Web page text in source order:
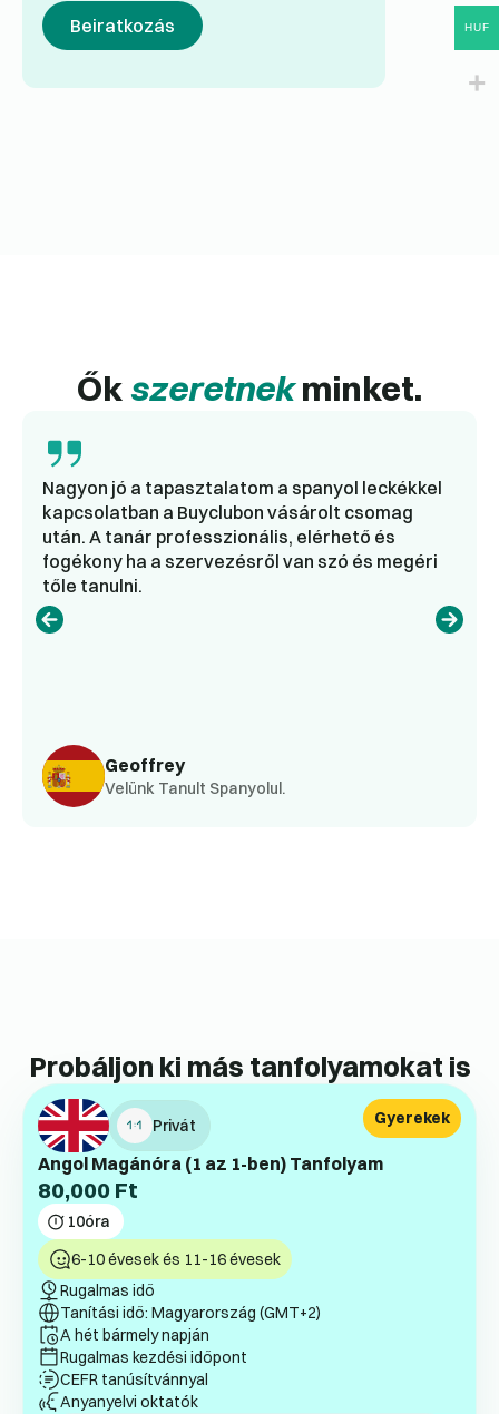
Beiratkozás
Őkszeretnekminket.
Geoffrey
Velünk Tanult Spanyolul.
Nagyon jó a tapasztalatom a spanyol leckékkel
kapcsolatban a Buyclubon vásárolt csomag
után. A tanár professzionális, elérhető és
fogékony ha a szervezésről van szó és megéri
tőle tanulni.
Probáljon ki más tanfolyamokat is
Privát
Angol Magánóra (1 az 1-ben) Tanfolyam
80,000 Ft
10óra
Gyerekek
6-10 évesek és 11-16 évesek
Rugalmas idő
Tanítási idő: Magyarország (GMT+2)
A hét bármely napján
Rugalmas kezdési időpont
CEFR tanúsítvánnyal
Anyanyelvi oktatók
HUF